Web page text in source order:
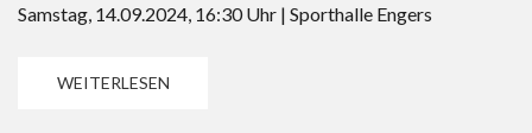
Samstag, 14.09.2024, 16:30 Uhr | Sporthalle Engers
WEITERLESEN